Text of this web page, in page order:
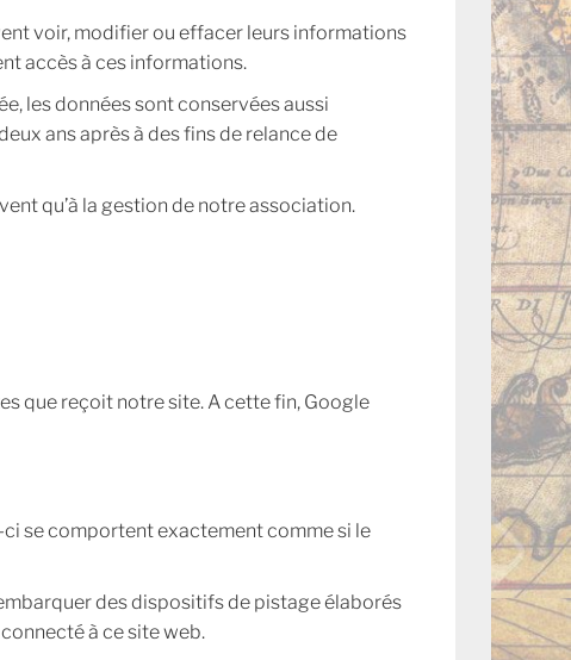
voir, modifier ou effacer leurs informations
accès à ces informations.
les données sont conservées aussi
ans après à des fins de relance de
qu’à la gestion de notre association.
que reçoit notre site. A cette fin, Google
ci se comportent exactement comme si le
des dispositifs de pistage élaborés
à ce site web.